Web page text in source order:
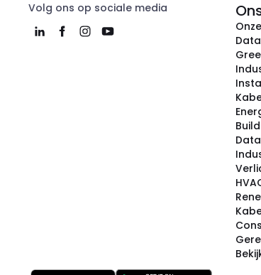
Volg ons op sociale media